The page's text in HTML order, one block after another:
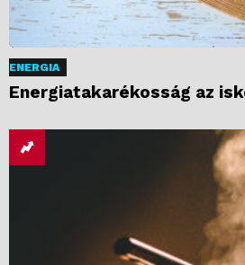
ENERGIA
Energiatakarékosság az